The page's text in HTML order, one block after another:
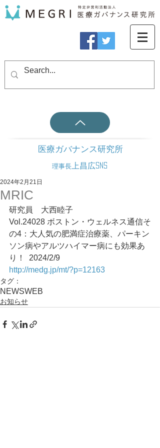
医療ガバナンス研究所
理事長 上昌広SNS
MRIC
2024年2月21日
研究員　大西睦子
Vol.24028 ボストン・ウェルネス通信そ
の4：大人気の肥満症治療薬、パーキン
ソン病やアルツハイマー病にも効果あ
り！	2024/2/9
http://medg.jp/mt/?p=12163
タグ：
NEWSWEB
お知らせ